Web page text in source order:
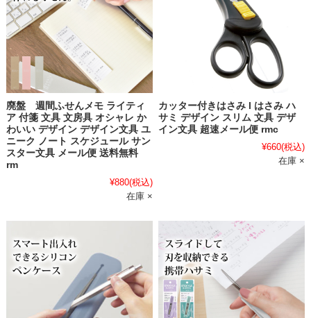
廃盤 週間ふせんメモ ライティ
ア 付箋 文具 文房具 オシャレ か
わいい デザイン デザイン文具 ユ
ニーク ノート スケジュール サン
スター文具 メール便 送料無料
rm
¥880(税込)
在庫 ×
カッター付きはさみ l はさみ ハ
サミ デザイン スリム 文具 デザ
イン文具 超速メール便 rmc
¥660(税込)
在庫 ×